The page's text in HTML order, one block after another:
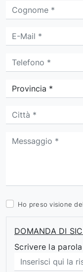
Ho preso visione
DOMANDA DI
Scrivere la